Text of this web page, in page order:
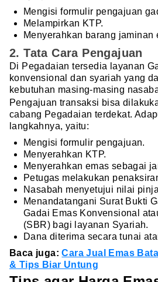
Mengisi formulir pengajuan
Melampirkan KTP.
Menyerahkan barang jaminan
2. Tata Cara Pengajuan
Di Pegadaian tersedia layanan
konvensional dan syariah yang
kebutuhan masing-masing
Pengajuan transaksi bisa
cabang Pegadaian terdekat.
langkahnya, yaitu:
Mengisi formulir pengajuan.
Menyerahkan KTP.
Menyerahkan emas sebagai
Petugas melakukan
Nasabah menyetujui nilai
Menandatangani Surat Bukti
Gadai Emas Konvensional
(SBR) bagi layanan Syariah.
Dana diterima secara tunai
Baca juga:Cara Jual Emas
& Tips Biar Untung